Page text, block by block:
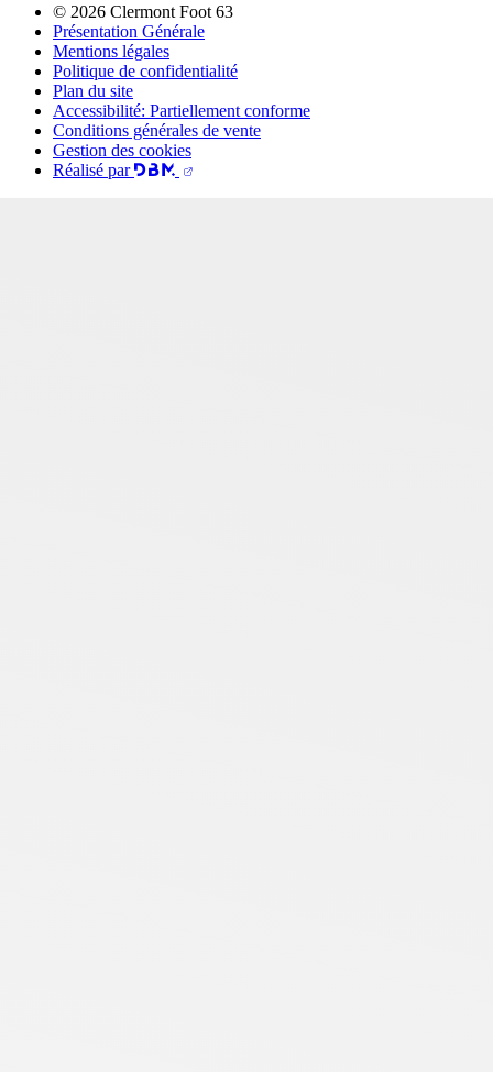
© 2026 Clermont Foot 63
Présentation Générale
Mentions légales
Politique de confidentialité
Plan du site
Accessibilité: Partiellement conforme
Conditions générales de vente
Gestion des cookies
Réalisé par